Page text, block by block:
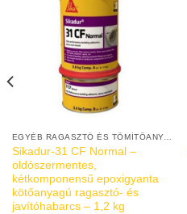
EGYÉB RAGASZTÓ ÉS TÖMÍTŐANYAGOK
Sikadur-31 CF Normal –
oldószermentes,
kétkomponensű epoxigyanta
kötőanyagú ragasztó- és
javítóhabarcs – 1,2 kg